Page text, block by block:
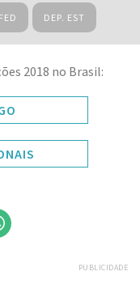
DEP. EST
2018 no Brasil:
PUBLICIDADE